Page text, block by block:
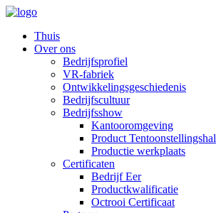
Thuis
Over ons
Bedrijfsprofiel
VR-fabriek
Ontwikkelingsgeschiedenis
Bedrijfscultuur
Bedrijfsshow
Kantooromgeving
Product Tentoonstellingshal
Productie werkplaats
Certificaten
Bedrijf Eer
Productkwalificatie
Octrooi Certificaat